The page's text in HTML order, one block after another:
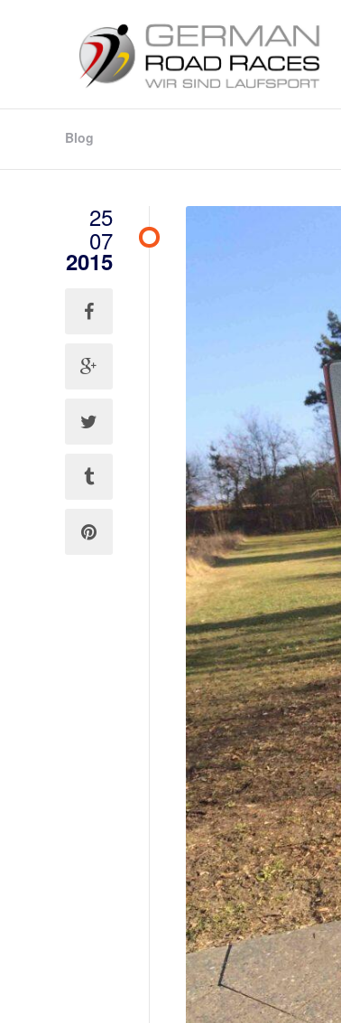
Blog
25
07
2015